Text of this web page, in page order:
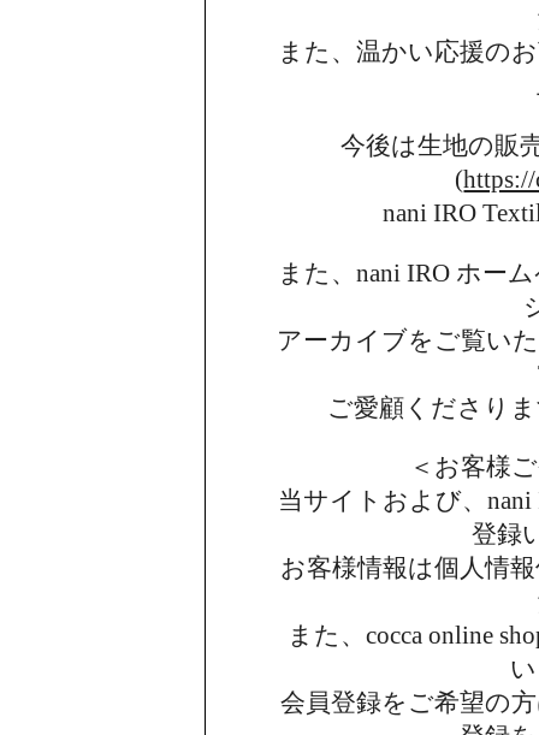
また、温かい応援の
今後は生地の販
(https://
nani IRO
また、nani IRO ホー
アーカイブを ご覧い
ご愛顧くださり
＜お客様
当サイトおよび、
登録
お客様情報は個人情
また、cocca online
会員登録をご希望の